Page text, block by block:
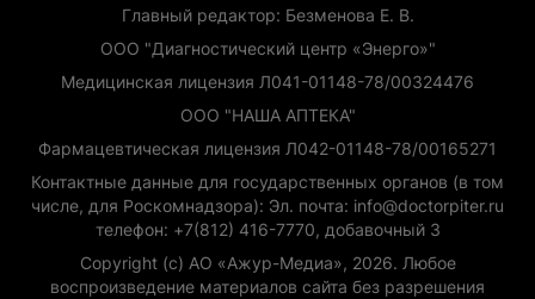
Главный редактор: Безменова Е. В.
ООО "Диагностический центр «Энерго»"
Медицинская лицензия Л041-01148-78/00324476
ООО "НАША АПТЕКА"
Фармацевтическая лицензия Л042-01148-78/00165271
Контактные данные для государственных органов (в том
числе, для Роскомнадзора): Эл. почта: info@doctorpiter.ru
телефон: +7(812) 416-7770, добавочный 3
Copyright (с) АО «Ажур-Медиа», 2026. Любое
воспроизведение материалов сайта без разрешения